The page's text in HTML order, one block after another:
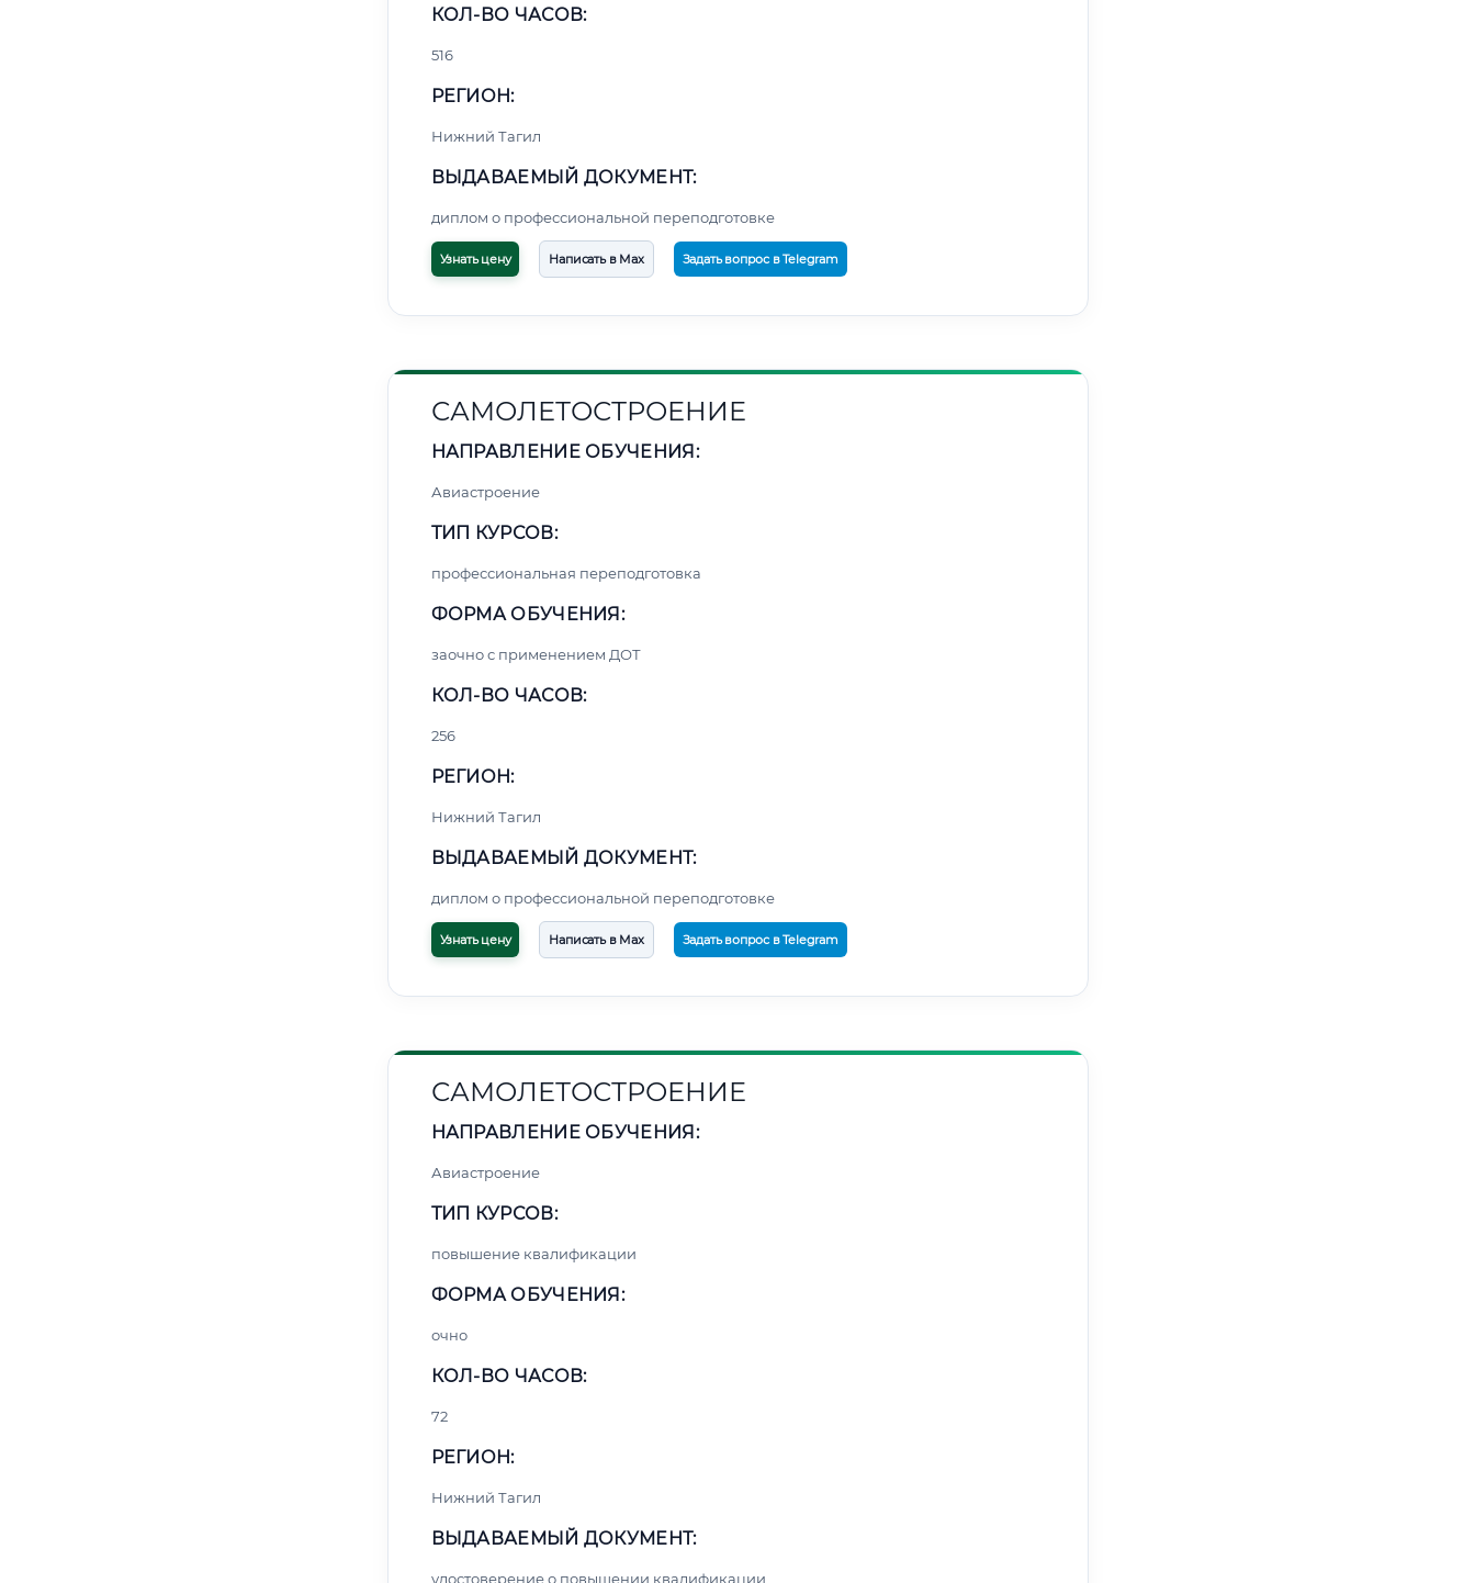
КОЛ-ВО ЧАСОВ:
516
РЕГИОН:
Нижний Тагил
ВЫДАВАЕМЫЙ ДОКУМЕНТ:
диплом о профессиональной переподготовке
Узнать цену Написать в Max Задать вопрос в Telegram
САМОЛЕТОСТРОЕНИЕ
НАПРАВЛЕНИЕ ОБУЧЕНИЯ:
Авиастроение
ТИП КУРСОВ:
профессиональная переподготовка
ФОРМА ОБУЧЕНИЯ:
заочно с применением ДОТ
КОЛ-ВО ЧАСОВ:
256
РЕГИОН:
Нижний Тагил
ВЫДАВАЕМЫЙ ДОКУМЕНТ:
диплом о профессиональной переподготовке
Узнать цену Написать в Max Задать вопрос в Telegram
САМОЛЕТОСТРОЕНИЕ
НАПРАВЛЕНИЕ ОБУЧЕНИЯ:
Авиастроение
ТИП КУРСОВ:
повышение квалификации
ФОРМА ОБУЧЕНИЯ:
очно
КОЛ-ВО ЧАСОВ:
72
РЕГИОН:
Нижний Тагил
ВЫДАВАЕМЫЙ ДОКУМЕНТ:
удостоверение о повышении квалификации